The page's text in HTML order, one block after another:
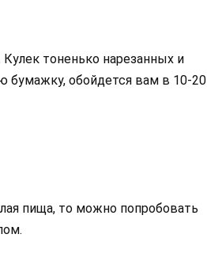
тоненько нарезанных и
бумажку, обойдется вам в 10-20
пища, то можно попробовать